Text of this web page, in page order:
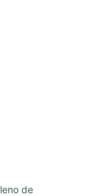
de